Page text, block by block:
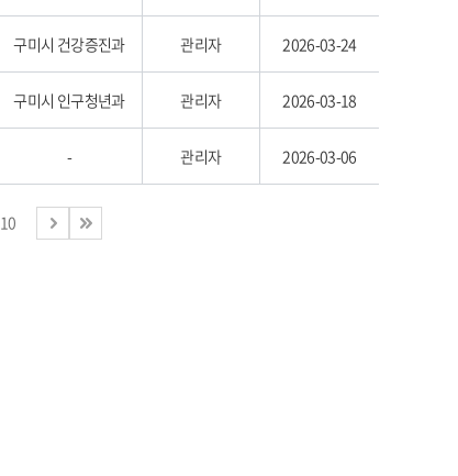
구미시 건강증진과 관리자 2026-03-24
구미시 인구청년과 관리자 2026-03-18
- 관리자 2026-03-06
10